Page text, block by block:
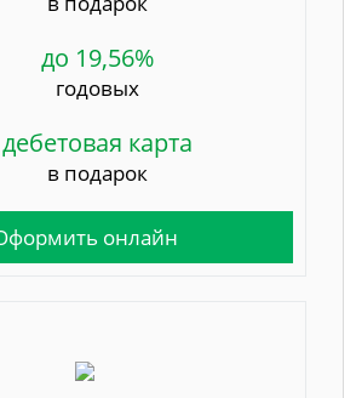
до 19,56%
годовых
дебетовая карта
в подарок
онлайн